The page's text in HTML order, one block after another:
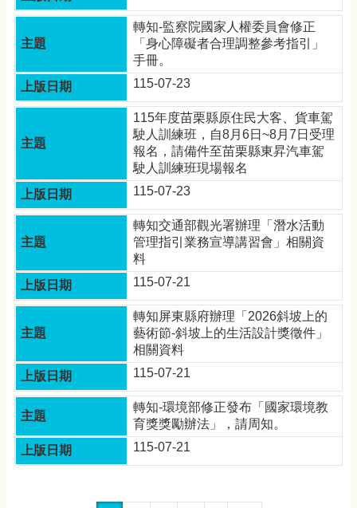
轉知-監察院國家人權委員會修正
「身心障礙者合理調整參考指引」
手冊。
115-07-23
115年度苗栗縣原住民大客、貨車駕
駛人訓練班，自8月6日~8月7日受理
報名，請備件至苗栗縣東昇汽車駕
駛人訓練班現場報名
115-07-23
轉知交通部觀光署辦理「潛水活動
管理指引業務宣導講習會」相關資
料
115-07-21
轉知屏東縣府辦理「2026斜坡上的
藝術節-斜坡上的生活設計獎徵件」
相關資料
115-07-21
轉知-環境部修正發布「國家環境教
育獎獎勵辦法」，請周知。
115-07-21